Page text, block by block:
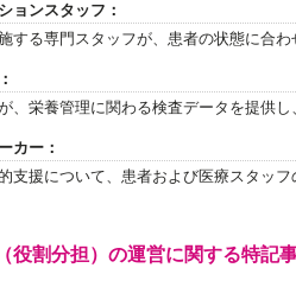
ョンスタッフ：
する専門スタッフが、患者の状態に合
、栄養管理に関わる検査データを提供
カー：
支援について、患者および医療スタッ
役割分担）の運営に関する特記